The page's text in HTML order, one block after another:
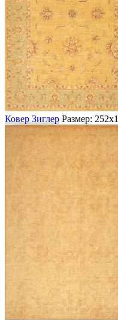
Ковер Зиглер Размер: